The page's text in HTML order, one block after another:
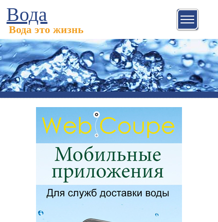
Вода
Вода это жизнь